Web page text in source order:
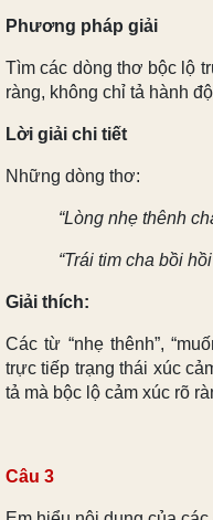
Phương pháp giải
Tìm các dòng thơ bộc lộ
ràng, không chỉ tả hành
Lời giải chi tiết
Những dòng thơ:
“Lòng nhẹ thênh
“Trái tim cha bồi
Giải thích:
Các từ “nhẹ thênh”,
trực tiếp trạng thái xúc
tả mà bộc lộ cảm xúc rõ
Câu 3